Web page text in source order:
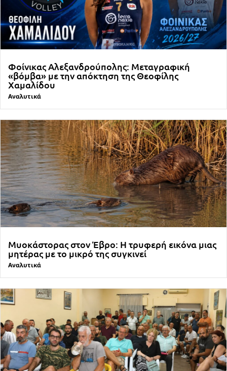
Φοίνικας Αλεξανδρούπολης: Μεταγραφική
«βόμβα» με την απόκτηση της Θεοφίλης
Χαμαλίδου
Αναλυτικά
Μυοκάστορας στον Έβρο: Η τρυφερή εικόνα μιας
μητέρας με το μικρό της συγκινεί
Αναλυτικά